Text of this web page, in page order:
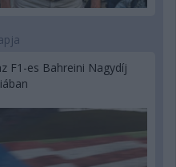
F1-es Bahreini Nagydíj